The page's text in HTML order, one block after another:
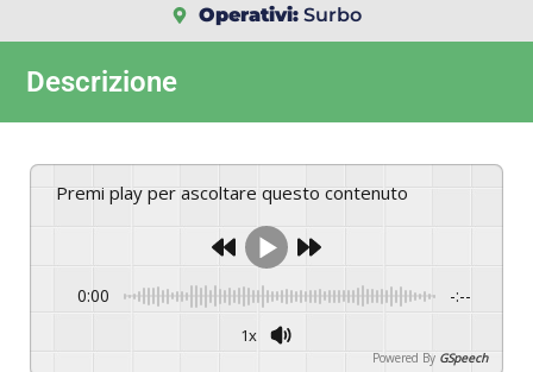
Operativi:Surbo
Descrizione
Premi play per ascoltare questo contenuto
0:00 -:--
1x
Powered By GSpeech